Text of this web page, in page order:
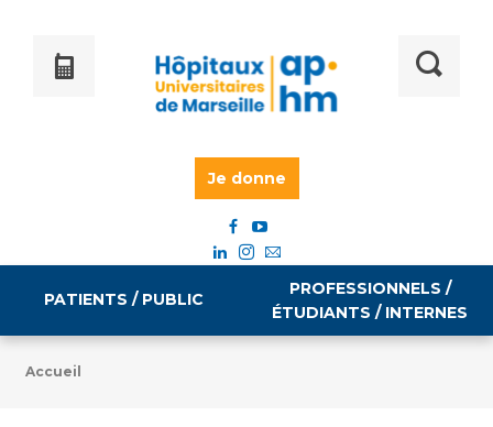
Je donne
PATIENTS / PUBLIC
PROFESSIONNELS /
ÉTUDIANTS / INTERNES
Accueil